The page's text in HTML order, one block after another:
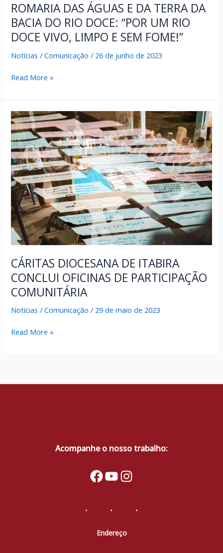
ROMARIA DAS ÁGUAS E DA TERRA DA
BACIA DO RIO DOCE: “POR UM RIO
DOCE VIVO, LIMPO E SEM FOME!”
Notícias /Comunicação/ 26 de junho de 2023
ROMARIA
ÁGUAS
E
DA
TERRA
DA
BACIA
DO
RIO
DOCE:
“POR
UM
RIO
DOCE
VIVO,
LIMPO
E
SEM
FOME!”
Read More »
CÁRITAS DIOCESANA DE ITABIRA
CONCLUI OFICINAS DE PARTICIPAÇÃO
COMUNITÁRIA
Notícias /Comunicação/ 29 de maio de 2023
CÁRITAS
Read More »
Acompanhe o nosso trabalho:
Facebook
YouTube
Instagram
Endereço